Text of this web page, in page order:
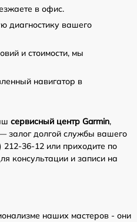
в офис.
диагностику вашего
и стоимости, мы
навигатор в
сервисный центр Garmin,
залог долгой службы вашего
212-36-12 или приходите по
консультации и записи на
наших мастеров - они